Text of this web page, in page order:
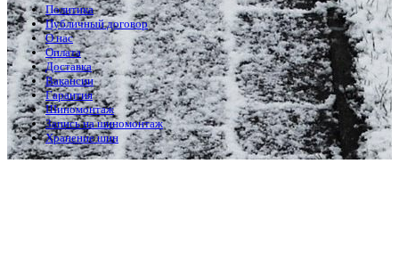
Политика
Публичный договор
О нас
Оплата
Доставка
Вакансии
Гарантия
Шиномонтаж
Запись на шиномонтаж
Хранение шин